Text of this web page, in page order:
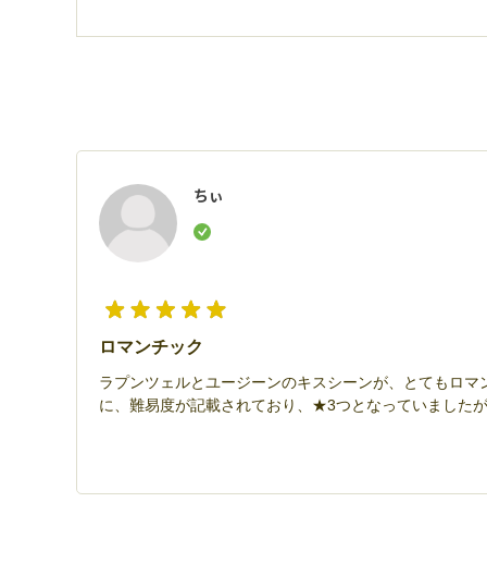
ちぃ
ロマンチック
ラプンツェルとユージーンのキスシーンが、とてもロ
に、難易度が記載されており、★3つとなっていました